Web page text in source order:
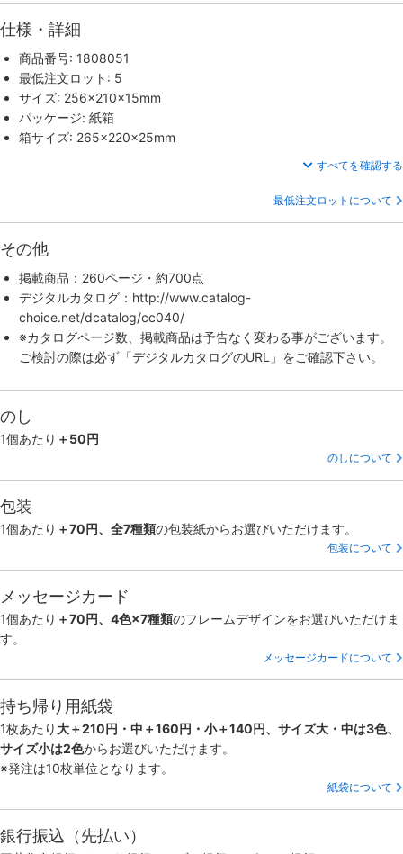
仕様・詳細
商品番号: 1808051
最低注文ロット: 5
サイズ: 256×210×15mm
パッケージ: 紙箱
箱サイズ: 265×220×25mm
すべてを確認する
最低注文ロットについて
その他
掲載商品：260ページ・約700点
デジタルカタログ：http://www.catalog-
choice.net/dcatalog/cc040/
※カタログページ数、掲載商品は予告なく変わる事がございます。
ご検討の際は必ず「デジタルカタログのURL」をご確認下さい。
のし
1個あたり ＋50円
のしについて
包装
1個あたり ＋70円、全7種類の包装紙からお選びいただけます。
包装について
メッセージカード
1個あたり ＋70円、4色×7種類のフレームデザインをお選びいただけま
す。
メッセージカードについて
持ち帰り用紙袋
1枚あたり 大＋210円・中＋160円・小＋140円、サイズ大・中は3色、
サイズ小は2色からお選びいただけます。
※発注は10枚単位となります。
紙袋について
銀行振込（先払い）